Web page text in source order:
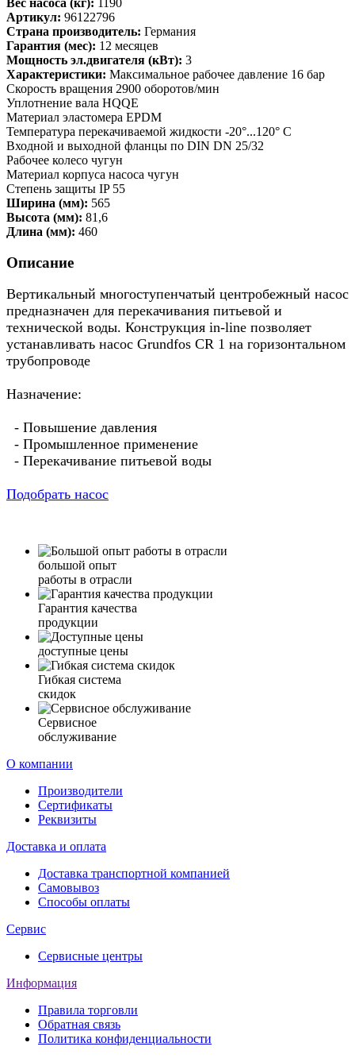
Артикул: 96122796
Страна производитель: Германия
Гарантия (мес): 12 месяцев
Мощность эл.двигателя (кВт): 3
Характеристики: Максимальное рабочее давление 16 бар
Скорость вращения 2900 оборотов/мин
Уплотнение вала HQQE
Материал эластомера EPDM
Температура перекачиваемой жидкости -20°...120° C
Входной и выходной фланцы по DIN DN 25/32
Рабочее колесо чугун
Материал корпуса насоса чугун
Степень защиты IP 55
Ширина (мм): 565
Высота (мм): 81,6
Длина (мм): 460
Описание
Вертикальный многоступенчатый центробежный насос
предназначен для перекачивания питьевой и
технической воды. Конструкция in-line позволяет
устанавливать насос Grundfos CR 1 на горизонтальном
трубопроводе
Назначение:
- Повышение давления
- Промышленное применение
- Перекачивание питьевой воды
Подобрать насос
большой опыт
работы в отрасли
Гарантия качества
продукции
доступные цены
Гибкая система
скидок
Сервисное
обслуживание
О компании
Производители
Сертификаты
Реквизиты
Доставка и оплата
Доставка транспортной компанией
Самовывоз
Способы оплаты
Сервис
Сервисные центры
Информация
Правила торговли
Обратная связь
Политика конфиденциальности